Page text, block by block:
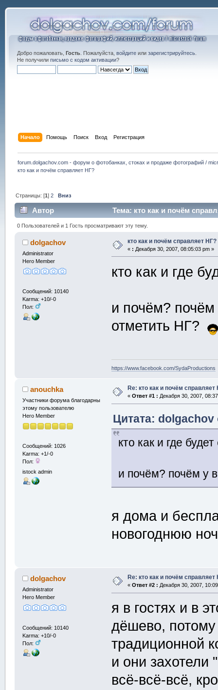
Добро пожаловать, Гость. Пожалуйста, войдитеили зарегистрируйтесь.
Не получили письмо с кодом активации?
Начало Помощь Поиск Вход Регистрация
forum.dolgachov.com - форум о фотобанках, стоках и продаже фотографий /
кто как и почём справляет НГ?
Страницы: [1]2 Вниз
Автор Тема: кто как и почём
0 Пользователей и 1 Гость просматривают эту тему.
dolgachov
Administrator
Hero Member
Сообщений: 10140
Karma: +10/-0
Пол:
кто как и почём справляет НГ?
« : Декабря 30, 2007, 08:05:03 pm »
кто как и где
и почём? почём
отметить НГ?
https://www.facebook.com/SydaProductions
anouchka
Участники форума благодарны
этому пользователю
Hero Member
Сообщений: 1026
Karma: +1/-0
Пол:
istock admin
Re: кто как и почём справляет
« Ответ #1 : Декабря 30, 2007,
Цитата: dolgachov
кто как и где
и почём? почём у
я дома и
новогоднюю
dolgachov
Administrator
Hero Member
Сообщений: 10140
Karma: +10/-0
Пол:
Re: кто как и почём справляет
« Ответ #2 : Декабря 30, 2007,
я в гостях и в
дёшево,
традиционной
и они захотели
всё-всё-всё,